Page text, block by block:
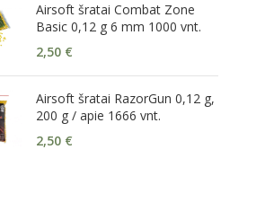
Airsoft šratai Combat Zone
Basic 0,12 g 6 mm 1000 vnt.
2,50 €
Airsoft šratai RazorGun 0,12 g,
200 g / apie 1666 vnt.
2,50 €